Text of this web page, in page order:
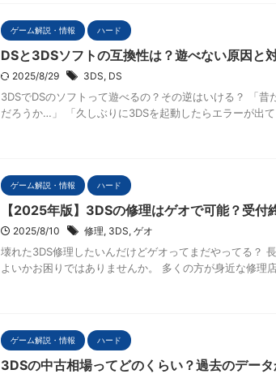
ゲーム解説・情報 ハード
DSと3DSソフトの互換性は？遊べない原因と
2025/8/29 3DS, DS
3DSでDSのソフトって遊べるの？その逆はいける？ 「
だろうか…」 「久しぶりに3DSを起動したらエラーが出
ゲーム解説・情報 ハード
【2025年版】3DSの修理はゲオで可能？受付
2025/8/10 修理, 3DS, ゲオ
壊れた3DS修理したいんだけどゲオってまだやってる？
よいかお困りではありませんか。 多くの方が身近な修理
ゲーム解説・情報 ハード
3DSの中古相場ってどのくらい？過去のデータ